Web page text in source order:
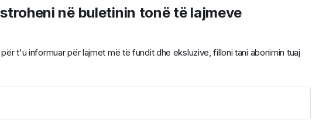
në buletinin tonë të lajmeve
t'u informuar për lajmet më të fundit dhe eksluzive, filloni tani abonimin tuaj